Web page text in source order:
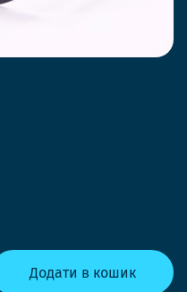
Додати в кошик